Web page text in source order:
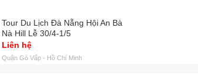
Tour Du Lịch Đà Nẵng Hội An Bà
Nà Hill Lễ 30/4-1/5
Liên hệ
Quận Gò Vấp - Hồ Chí Minh